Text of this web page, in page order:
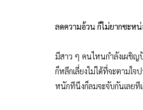
ลดความอ้วน ก็ไม่ยากซะหน่
มีสาว ๆ คนไหนกำลังเผชิ
ก็หลีกเลี่ยงไม่ได้ที่จะตามใ
หนักทีนึงก็ลมจะจับกันเลยที